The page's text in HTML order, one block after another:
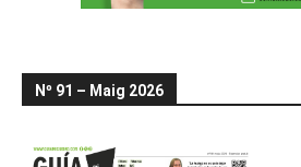
Nº 91 – Maig 2026